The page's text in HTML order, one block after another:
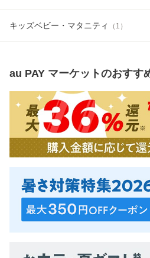
キッズベビー・マタニティ （ 1 ）
au PAY マーケットのおすす